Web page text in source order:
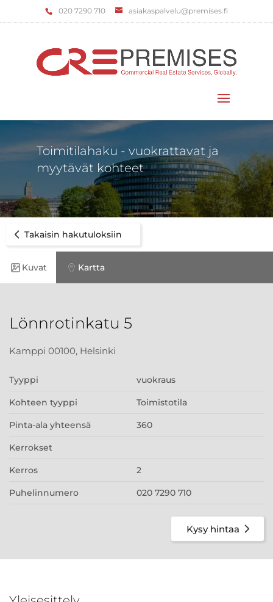
‌020 7290 710 asiakaspalvelu@premises.fi
Toimitilahaku - vuokrattavat ja
myytävät kohteet
Takaisin hakutuloksiin
Kuvat Kartta
Lönnrotinkatu 5
Kamppi 00100, Helsinki
Tyyppi vuokraus
Kohteen tyyppi Toimistotila
Pinta-ala yhteensä 360
Kerrokset
Kerros 2
Puhelinnumero 020 7290 710
Kysy hintaa